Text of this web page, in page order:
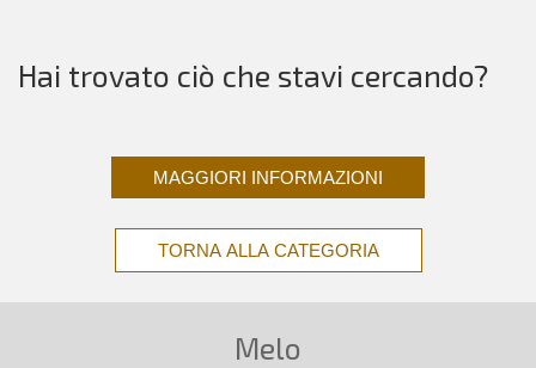
Hai trovato ciò che stavi cercando?
MAGGIORI INFORMAZIONI
TORNA ALLA CATEGORIA
Melo